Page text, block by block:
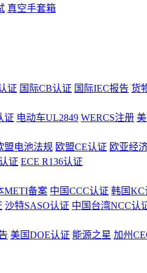
真空手套箱
证 国际CB认证 国际IEC报告 货
证 电动车UL2849 WERCS注册
盟电池法规 欧盟CE认证 欧亚经
证 ECE R136认证
METI备案 中国CCC认证 韩国KC
沙特SASO认证 中国台湾NCC认
美国DOE认证 能源之星 加州